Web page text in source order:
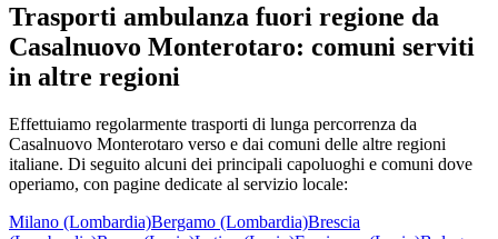
Trasporti ambulanza fuori regione da
Casalnuovo Monterotaro: comuni serviti
in altre regioni
Effettuiamo regolarmente trasporti di lunga percorrenza da
Casalnuovo Monterotaro verso e dai comuni delle altre regioni
italiane. Di seguito alcuni dei principali capoluoghi e comuni dove
operiamo, con pagine dedicate al servizio locale:
Milano (Lombardia)Bergamo (Lombardia)Brescia